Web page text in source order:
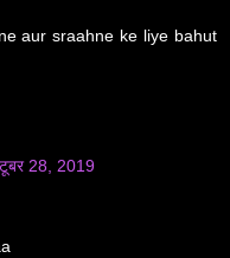
aur sraahne ke liye bahut
28, 2019